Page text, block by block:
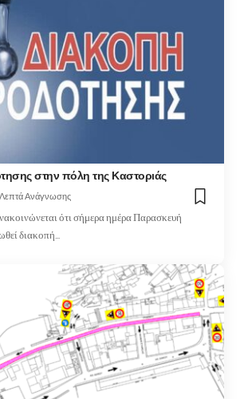
στην πόλη της Καστοριάς
Ανάγνωσης
ότι σήμερα ημέρα Παρασκευή
διακοπή…